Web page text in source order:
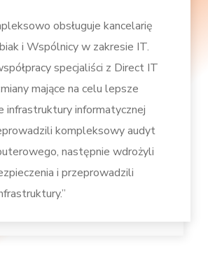
obsługuje kancelarię
i Wspólnicy w zakresie IT.
specjaliści z Direct IT
mające na celu lepsze
infrastruktury informatycznej
kompleksowy audyt
następnie wdrożyli
i przeprowadzili